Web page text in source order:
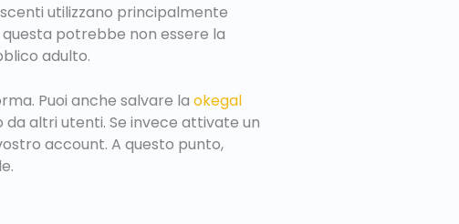
utilizzano principalmente
potrebbe non essere la
adulto.
Puoi anche salvare la okegal
altri utenti. Se invece attivate un
account. A questo punto,